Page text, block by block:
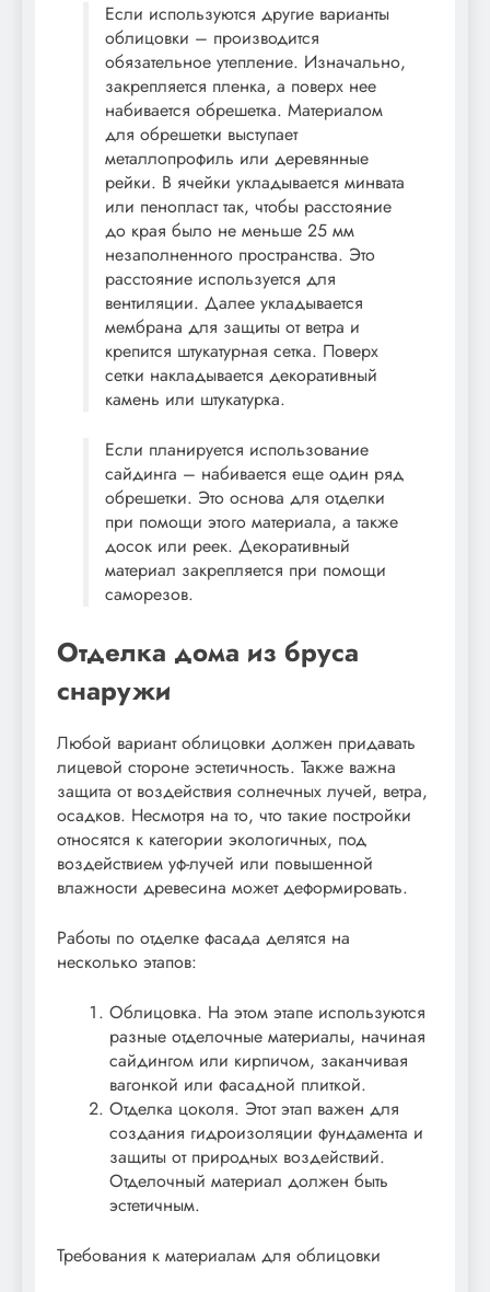
Если используются другие варианты
облицовки – производится
обязательное утепление. Изначально,
закрепляется пленка, а поверх нее
набивается обрешетка. Материалом
для обрешетки выступает
металлопрофиль или деревянные
рейки. В ячейки укладывается минвата
или пенопласт так, чтобы расстояние
до края было не меньше 25 мм
незаполненного пространства. Это
расстояние используется для
вентиляции. Далее укладывается
мембрана для защиты от ветра и
крепится штукатурная сетка. Поверх
сетки накладывается декоративный
камень или штукатурка.
Если планируется использование
сайдинга – набивается еще один ряд
обрешетки. Это основа для отделки
при помощи этого материала, а также
досок или реек. Декоративный
материал закрепляется при помощи
саморезов.
Отделка дома из бруса
снаружи
Любой вариант облицовки должен придавать
лицевой стороне эстетичность. Также важна
защита от воздействия солнечных лучей, ветра,
осадков. Несмотря на то, что такие постройки
относятся к категории экологичных, под
воздействием уф-лучей или повышенной
влажности древесина может деформировать.
Работы по отделке фасада делятся на
несколько этапов:
Облицовка. На этом этапе используются
разные отделочные материалы, начиная
сайдингом или кирпичом, заканчивая
вагонкой или фасадной плиткой.
Отделка цоколя. Этот этап важен для
создания гидроизоляции фундамента и
защиты от природных воздействий.
Отделочный материал должен быть
эстетичным.
Требования к материалам для облицовки